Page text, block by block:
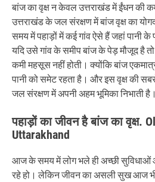
बांज का वृक्ष न केवल उत्तराखंड में ईंधन की
उत्तराखंड के जल संरक्षण में बांज वृक्ष का
समय में पहाड़ों में कई गांव ऐसे हैं जहां पानी के
यदि उसे गांव के समीप बांज के पेड़ मौजूद है तो
कमी महसूस नहीं होती। क्योंकि बांज
पानी को समेट रहता है। और इस वृक्ष की
जल संरक्षण में अपनी अहम भूमिका निभाती है।
पहाड़ों का जीवन है बांज का वृक्ष.
Uttarakhand
आज के समय में लोग भले ही अच्छी सुविधाओं
रहे हो। लेकिन जीवन का असली सुख आज भी